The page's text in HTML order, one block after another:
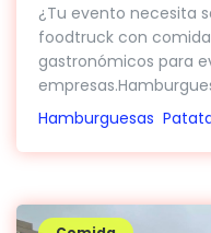
¿Tu evento necesita
foodtruck con
gastronómicos para
Hamburguesas